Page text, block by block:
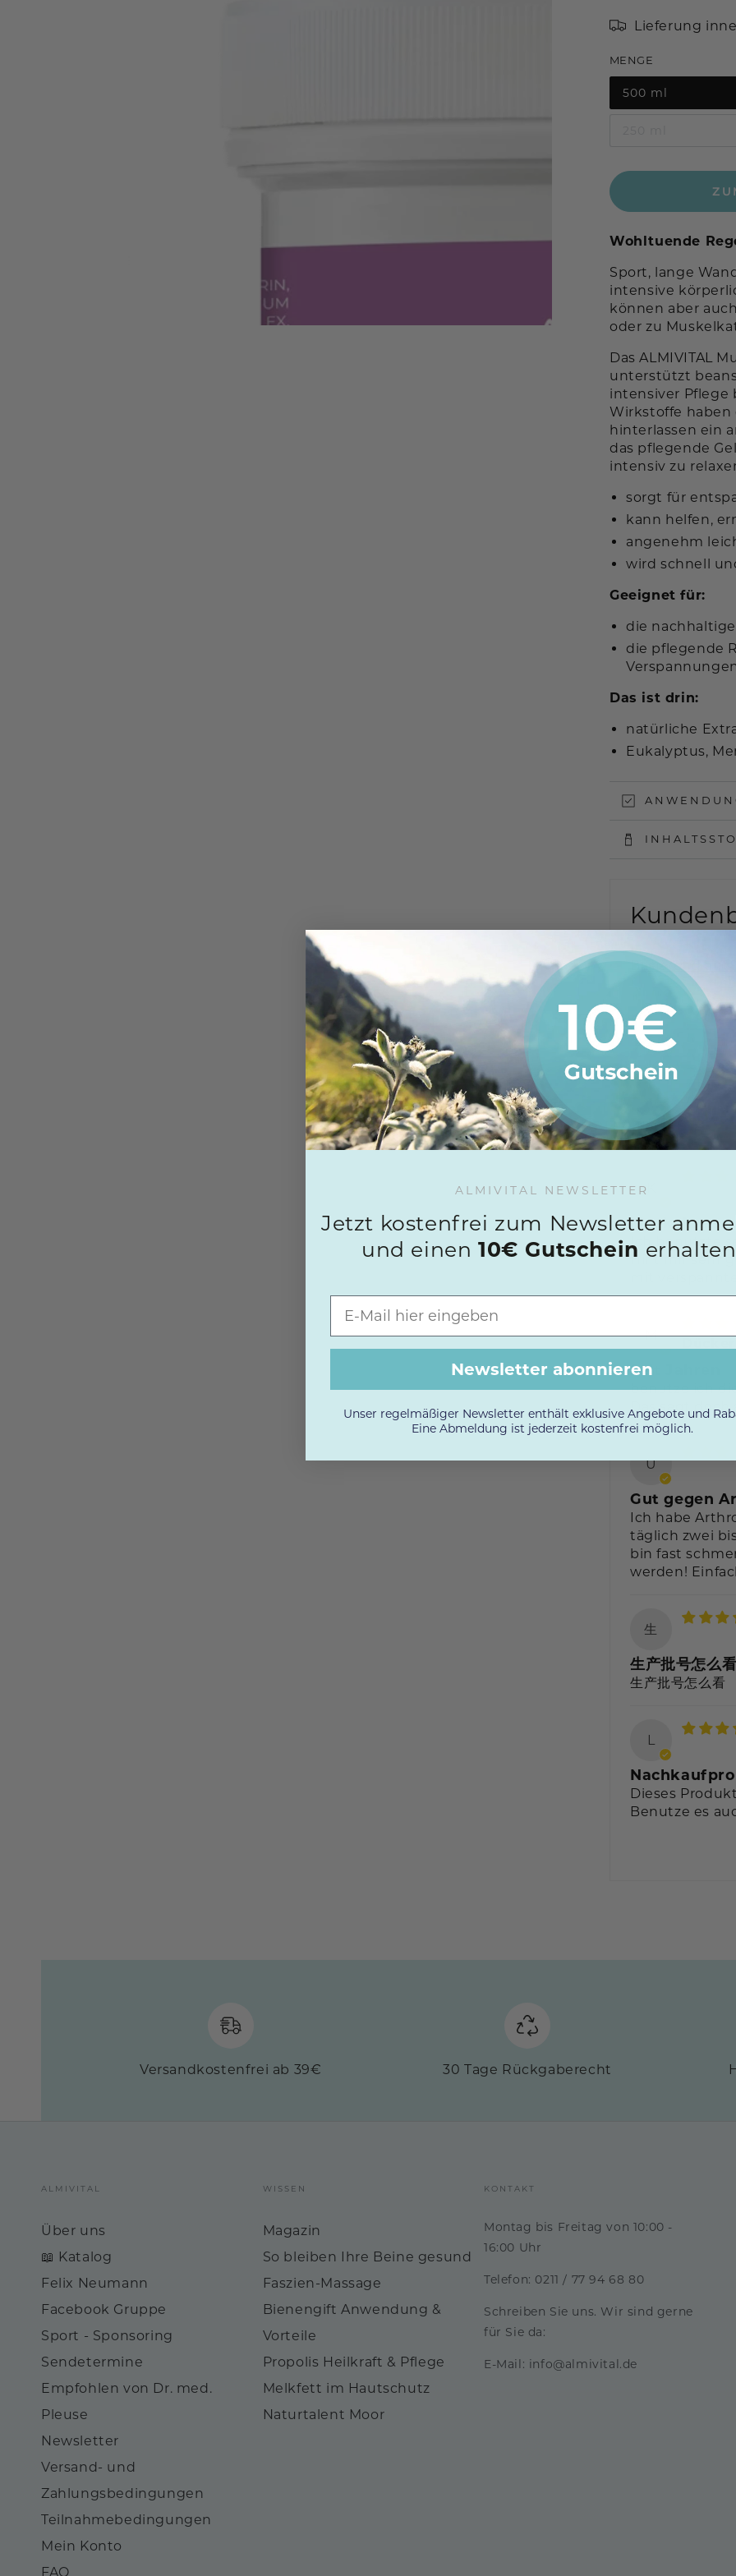
Lieferung
MENGE
500 ml
Variante
ausverkauft
nicht
Wohltuende
Sport, lange
intensive
können aber
oder zu
Das ALMIVITAL
unterstützt
intensiver Pflege
Wirkstoffe
hinterlassen ein
das pflegende
intensiv zu
sorgt für
kann helfen,
angenehm
wird schnell
Geeignet für:
die
die pflegende
Das ist drin:
natürliche
Eukalyptus,
Basierend
Sort by
Ich benutzte
Hilft mir sehr
mit
M
Seit Jahren
benutze ich
Das sagt doch
U
Gut gegen
Ich habe
täglich zwei
bin fast
werden!
生
生产批号怎么看
生产批号怎么看
L
Dieses
Benutze es
Versandkostenfrei ab 39€ 30 Tage Rückgaberecht
ALMIVITAL
Über uns
📖 Katalog
Felix Neumann
Facebook Gruppe
Sport - Sponsoring
Sendetermine
Empfohlen von Dr. med.
Pleuse
Newsletter
Versand- und
Zahlungsbedingungen
Teilnahmebedingungen
Mein Konto
FAQ
WISSEN
Magazin
So bleiben Ihre Beine gesund
Faszien-Massage
Bienengift Anwendung &
Vorteile
Propolis Heilkraft & Pflege
Melkfett im Hautschutz
Naturtalent Moor
KONTAKT
Montag bis Freitag von 10:00 -
16:00 Uhr
Telefon: 0211 / 77 94 68 80
Schreiben Sie uns. Wir sind gerne
für Sie da:
E-Mail: info@almivital.de
ALMIVITAL NEWSLETTER
Jetzt kostenfrei zum Newsletter
und einen10€ Gutschein
Newsletter abonnieren
Unser regelmäßiger Newsletter enthält exklusive Angebote und
Eine Abmeldung ist jederzeit kostenfrei möglich.